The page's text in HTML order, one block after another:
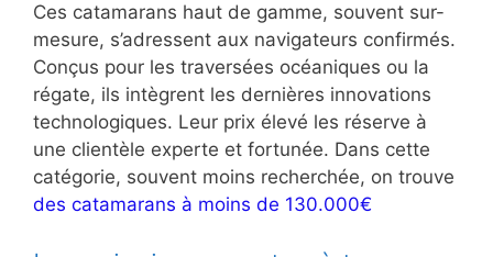
Ces catamarans haut de gamme, souvent sur-
mesure, s’adressent aux navigateurs confirmés.
Conçus pour les traversées océaniques ou la
régate, ils intègrent les dernières innovations
technologiques. Leur prix élevé les réserve à
une clientèle experte et fortunée. Dans cette
catégorie, souvent moins recherchée, on trouve
des catamarans à moins de 130.000€